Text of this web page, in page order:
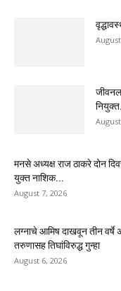
मनसे अध्यक्ष राज ठाकरे दोन
युक्त नाशिक...
August 7, 2026
लग्नाचे आमिष दाखवून तीन वर्षे
तरुणासह तिघांविरुद्ध गुन्हा
August 6, 2026